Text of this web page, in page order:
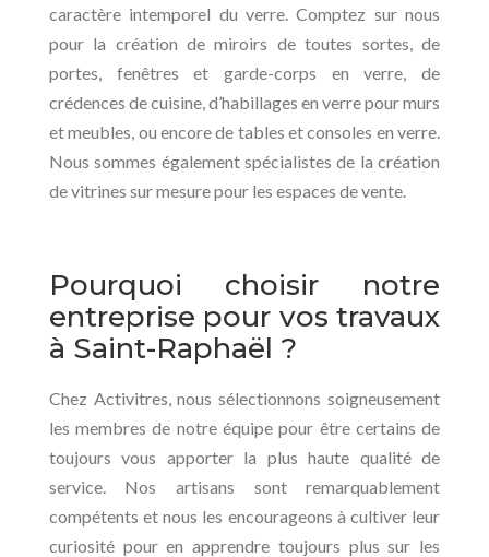
caractère intemporel du verre. Comptez sur nous
pour la création de miroirs de toutes sortes, de
portes, fenêtres et garde-corps en verre, de
crédences de cuisine, d’habillages en verre pour murs
et meubles, ou encore de tables et consoles en verre.
Nous sommes également spécialistes de la création
de vitrines sur mesure pour les espaces de vente.
Pourquoi choisir notre
entreprise pour vos travaux
à Saint-Raphaël ?
Chez Activitres, nous sélectionnons soigneusement
les membres de notre équipe pour être certains de
toujours vous apporter la plus haute qualité de
service. Nos artisans sont remarquablement
compétents et nous les encourageons à cultiver leur
curiosité pour en apprendre toujours plus sur les